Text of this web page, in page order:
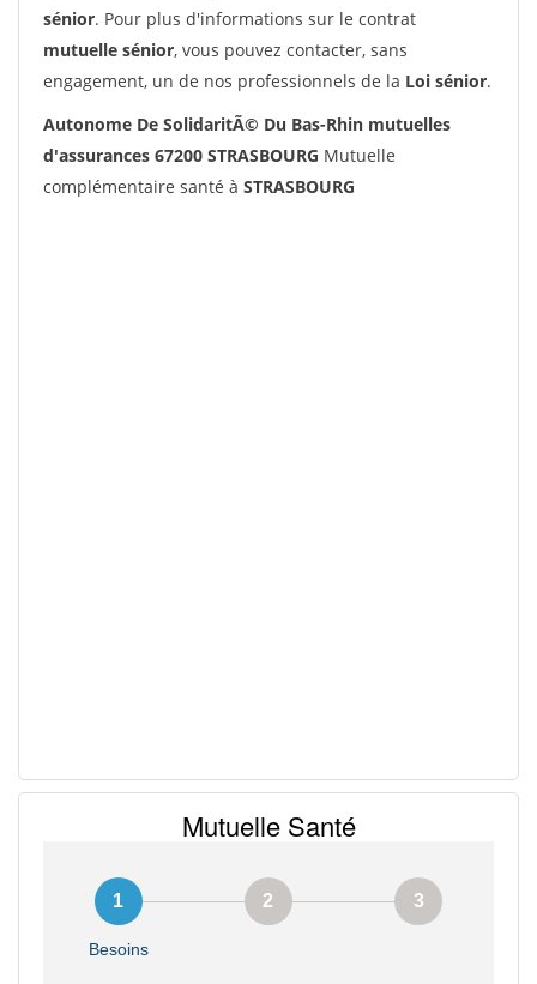
sénior. Pour plus d'informations sur le contrat
mutuelle sénior, vous pouvez contacter, sans
engagement, un de nos professionnels de la Loi sénior.
Autonome De SolidaritÃ© Du Bas-Rhin mutuelles
d'assurances 67200 STRASBOURG Mutuelle
complémentaire santé à STRASBOURG